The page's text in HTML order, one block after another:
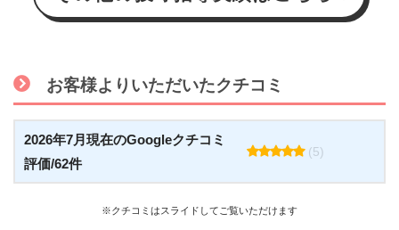
お客様よりいただいたクチコミ
2026年7月現在のGoogleクチコミ
評価/62件
(5)
※クチコミはスライドしてご覧いただけます